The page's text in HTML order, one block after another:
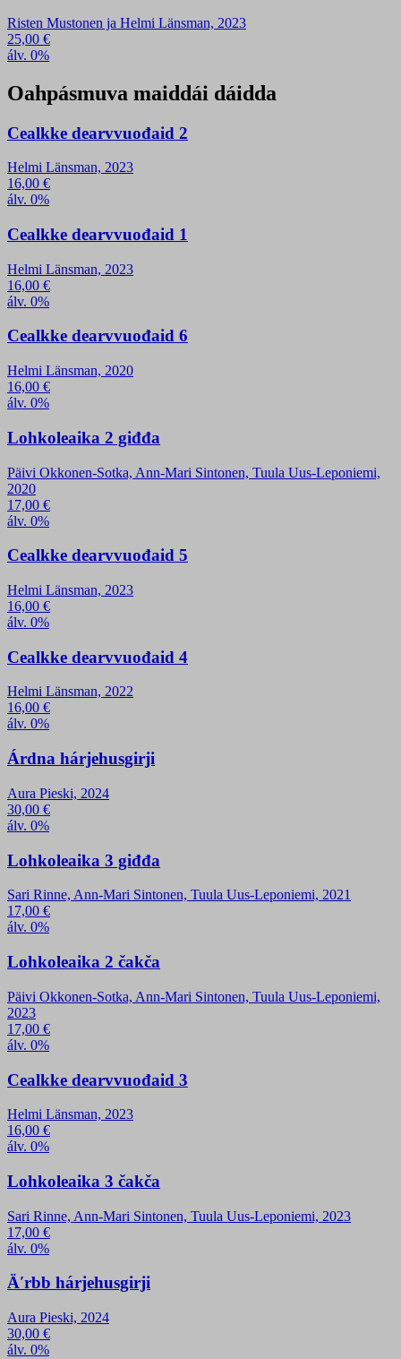
Risten Mustonen ja Helmi Länsman, 2023
25,00 €
álv. 0%
Oahpásmuva maiddái dáidda
Cealkke dearvvuođaid 2
Helmi Länsman, 2023
16,00 €
álv. 0%
Cealkke dearvvuođaid 1
Helmi Länsman, 2023
16,00 €
álv. 0%
Cealkke dearvvuođaid 6
Helmi Länsman, 2020
16,00 €
álv. 0%
Lohkoleaika 2 giđđa
Päivi Okkonen-Sotka, Ann-Mari Sintonen, Tuula Uus-Leponiemi,
2020
17,00 €
álv. 0%
Cealkke dearvvuođaid 5
Helmi Länsman, 2023
16,00 €
álv. 0%
Cealkke dearvvuođaid 4
Helmi Länsman, 2022
16,00 €
álv. 0%
Árdna hárjehusgirji
Aura Pieski, 2024
30,00 €
álv. 0%
Lohkoleaika 3 giđđa
Sari Rinne, Ann-Mari Sintonen, Tuula Uus-Leponiemi, 2021
17,00 €
álv. 0%
Lohkoleaika 2 čakča
Päivi Okkonen-Sotka, Ann-Mari Sintonen, Tuula Uus-Leponiemi,
2023
17,00 €
álv. 0%
Cealkke dearvvuođaid 3
Helmi Länsman, 2023
16,00 €
álv. 0%
Lohkoleaika 3 čakča
Sari Rinne, Ann-Mari Sintonen, Tuula Uus-Leponiemi, 2023
17,00 €
álv. 0%
Äʹrbb hárjehusgirji
Aura Pieski, 2024
30,00 €
álv. 0%